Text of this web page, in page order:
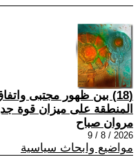
(18) بين ظهور مجتبى
المنطقة على ميزان قوة
مروان صباح
2026 / 8 / 9
مواضيع وابحاث سياسية